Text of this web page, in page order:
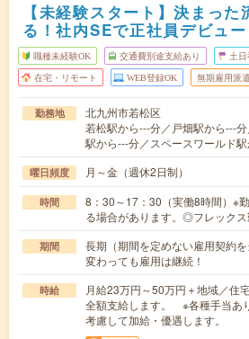
【未経験スタート】決まっ
る！社内SEで正社員デビュー
職種未経験OK 交通費別途支給あり 土
在宅・リモート WEB登録OK 無期雇用派遣
勤務地
北九州市若松区
若松駅から---分／戸畑駅から---
駅から---分／スペースワールド
曜日頻度 月～金（週休2日制）
時間
8：30～17：30（実働8時間）※
る場合があります。◎フレック
期間
長期（期間を定めない雇用契約
変わっても雇用は継続！
時給
月給23万円～50万円＋地域／
全額支給します。 ※各種手当あ
考慮して加給・優遇します。